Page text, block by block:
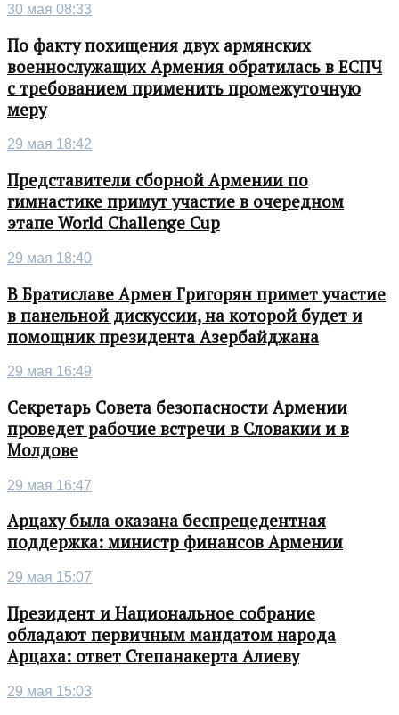
30 мая 08:33
По факту похищения двух армянских
военнослужащих Армения обратилась в ЕСПЧ
с требованием применить промежуточную
меру
29 мая 18:42
Представители сборной Армении по
гимнастике примут участие в очередном
этапе World Challenge Cup
29 мая 18:40
В Братиславе Армен Григорян примет участие
в панельной дискуссии, на которой будет и
помощник президента Азербайджана
29 мая 16:49
Секретарь Совета безопасности Армении
проведет рабочие встречи в Словакии и в
Молдове
29 мая 16:47
Арцаху была оказана беспрецедентная
поддержка: министр финансов Армении
29 мая 15:07
Президент и Национальное собрание
обладают первичным мандатом народа
Арцаха: ответ Степанакерта Алиеву
29 мая 15:03